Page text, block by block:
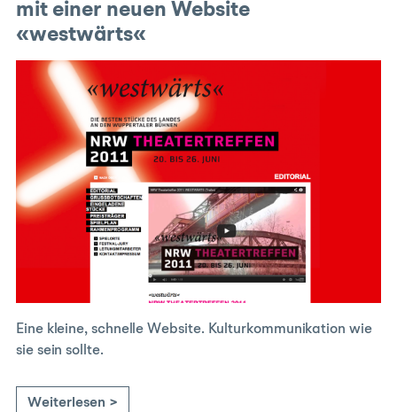
mit einer neuen Website
«westwärts«
Eine kleine, schnelle Website. Kulturkommunikation wie
sie sein sollte.
Weiterlesen >